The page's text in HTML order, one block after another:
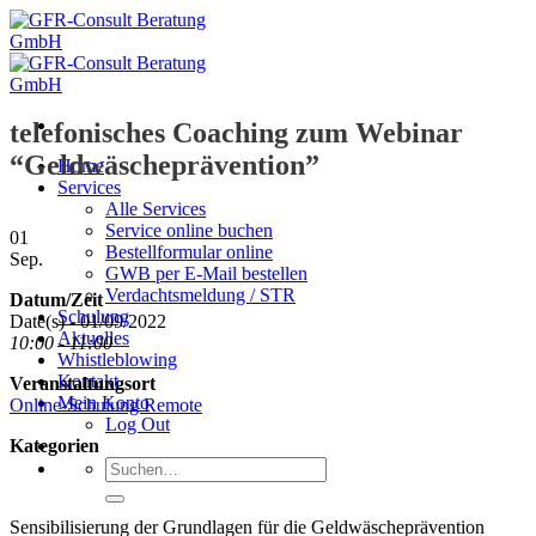
Zum
Inhalt
springen
Home
Services
Alle Services
Service online buchen
Bestellformular online
GWB per E-Mail bestellen
Verdachtsmeldung / STR
Schulung
Aktuelles
Whistleblowing
Kontakt
Mein Konto
Log Out
Suche
nach:
telefonisches Coaching zum Webinar
“Geldwäscheprävention”
01
Sep.
Datum/Zeit
Date(s) - 01/09/2022
10:00 - 11:00
Veranstaltungsort
Online-Schulung Remote
Kategorien
Sensibilisierung der Grundlagen für die Geldwäscheprävention